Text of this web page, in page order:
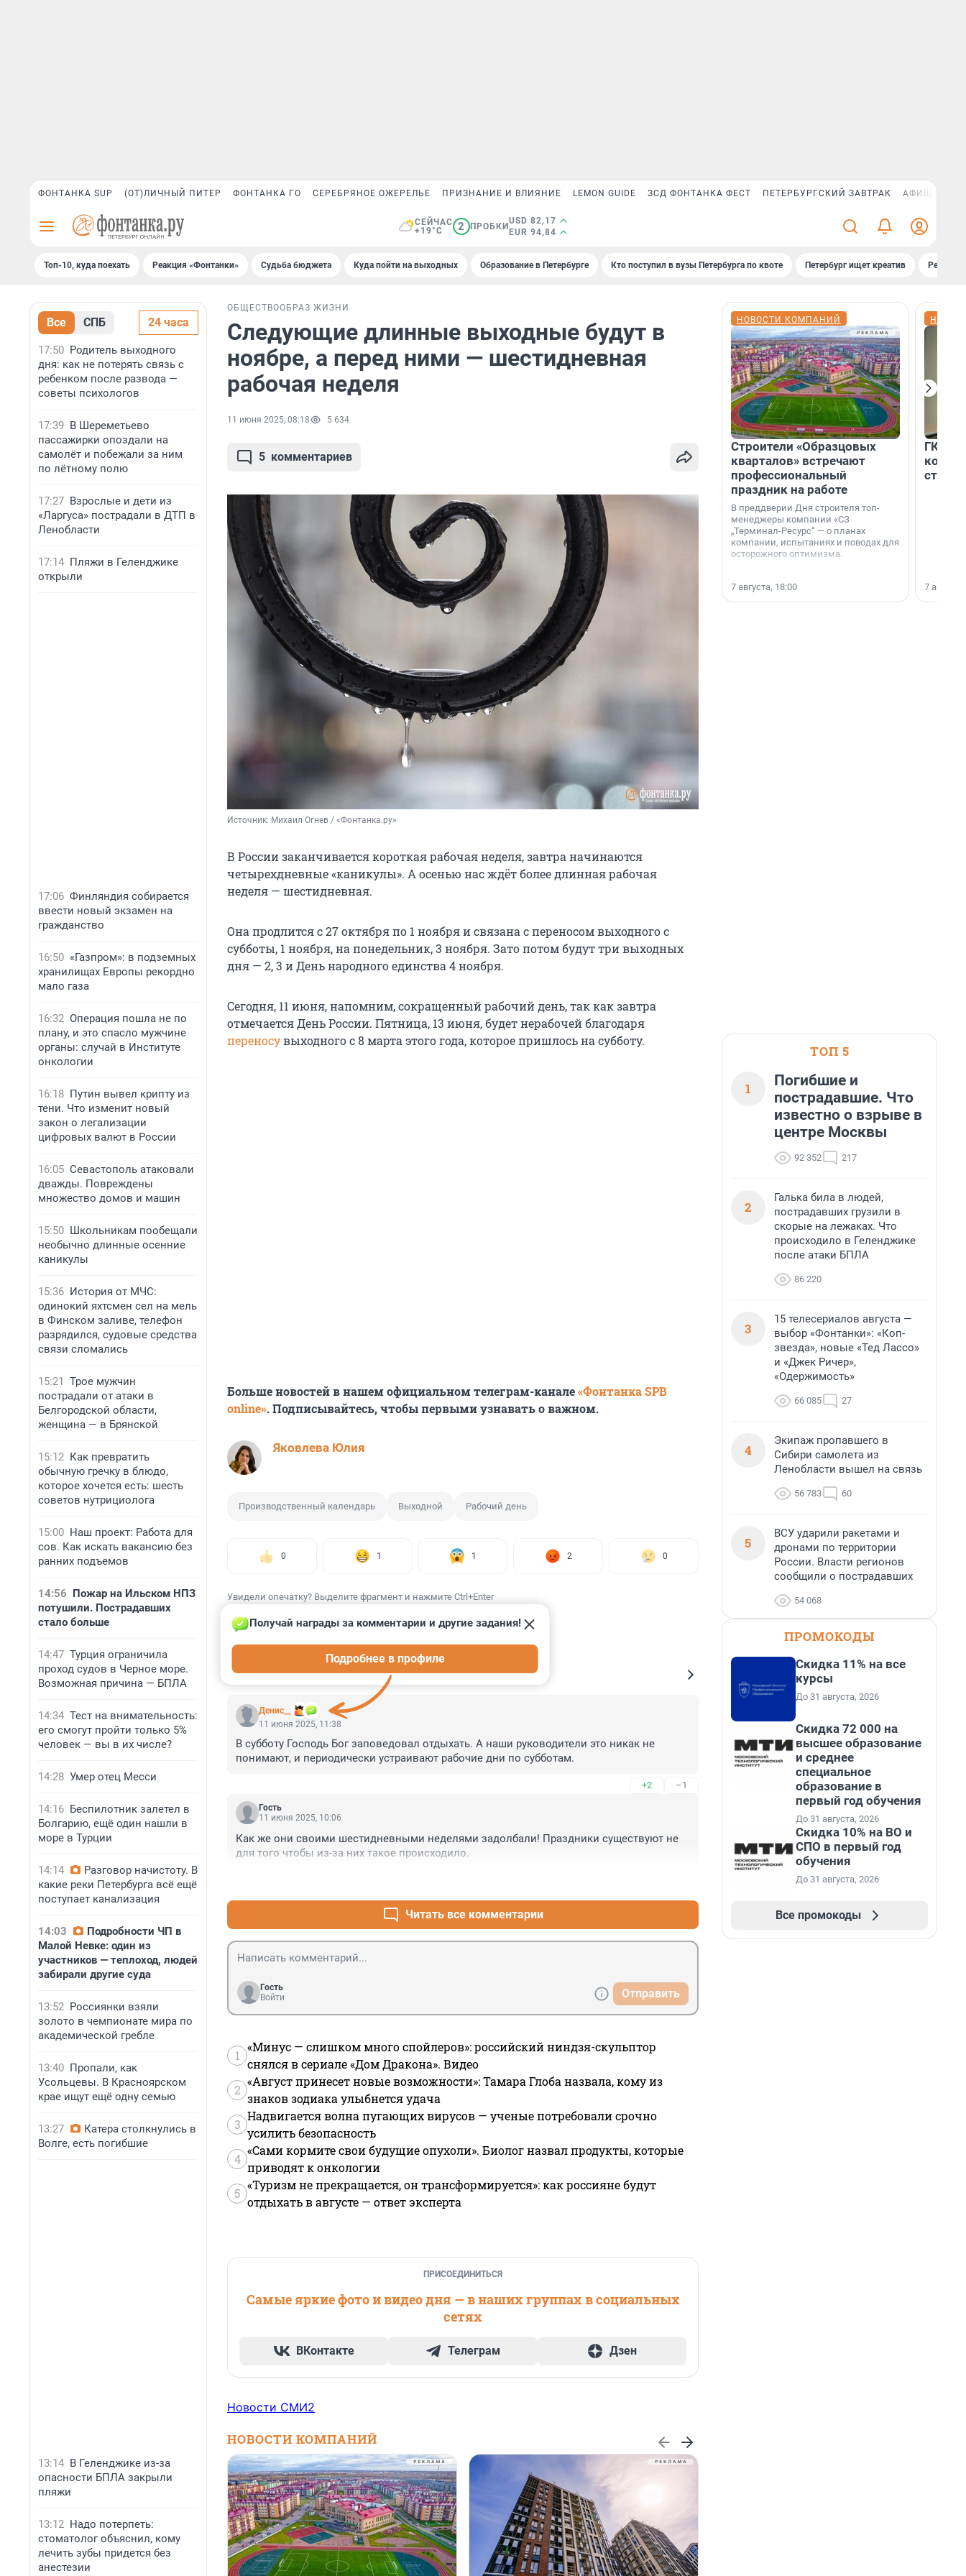
ФОНТАНКА SUP (ОТ)ЛИЧНЫЙ ПИТЕР ФОНТАНКА ГО СЕРЕБРЯНОЕ ОЖЕРЕЛЬЕ ПРИЗНАНИЕ И ВЛИЯНИЕ LEMON GUIDE ЗСД ФОНТАНКА ФЕСТ ПЕТЕРБУРГСКИЙ ЗАВТРАК АФИША PLUS
СЕЙЧАС
+19°C
2 ПРОБКИ
USD 82,17
EUR 94,84
Топ-10, куда поехать Реакция «Фонтанки» Судьба бюджета Куда пойти на выходных Образование в Петербурге Кто поступил в вузы Петербурга по квоте Петербург ищет креатив
Все СПБ 24 часа
17:50 Родитель выходного
дня: как не потерять связь с
ребенком после развода —
советы психологов
17:39 В Шереметьево
пассажирки опоздали на
самолёт и побежали за ним
по лётному полю
17:27 Взрослые и дети из
«Ларгуса» пострадали в ДТП в
Ленобласти
17:14 Пляжи в Геленджике
открыли
17:06 Финляндия собирается
ввести новый экзамен на
гражданство
16:50 «Газпром»: в подземных
хранилищах Европы рекордно
мало газа
16:32 Операция пошла не по
плану, и это спасло мужчине
органы: случай в Институте
онкологии
16:18 Путин вывел крипту из
тени. Что изменит новый
закон о легализации
цифровых валют в России
16:05 Севастополь атаковали
дважды. Повреждены
множество домов и машин
15:50 Школьникам пообещали
необычно длинные осенние
каникулы
15:36 История от МЧС:
одинокий яхтсмен сел на мель
в Финском заливе, телефон
разрядился, судовые средства
связи сломались
15:21 Трое мужчин
пострадали от атаки в
Белгородской области,
женщина — в Брянской
15:12 Как превратить
обычную гречку в блюдо,
которое хочется есть: шесть
советов нутрициолога
15:00 Наш проект: Работа для
сов. Как искать вакансию без
ранних подъемов
14:56 Пожар на Ильском НПЗ
потушили. Пострадавших
стало больше
14:47 Турция ограничила
проход судов в Черное море.
Возможная причина — БПЛА
14:34 Тест на внимательность:
его смогут пройти только 5%
человек — вы в их числе?
14:28 Умер отец Месси
14:16 Беспилотник залетел в
Болгарию, ещё один нашли в
море в Турции
14:14
Разговор начистоту. В
какие реки Петербурга всё ещё
поступает канализация
14:03
Подробности ЧП в
Малой Невке: один из
участников — теплоход, людей
забирали другие суда
13:52 Россиянки взяли
золото в чемпионате мира по
академической гребле
13:40 Пропали, как
Усольцевы. В Красноярском
крае ищут ещё одну семью
13:27
Катера столкнулись в
Волге, есть погибшие
13:14 В Геленджике из-за
опасности БПЛА закрыли
пляжи
13:12 Надо потерпеть:
стоматолог объяснил, кому
лечить зубы придется без
анестезии
ОБЩЕСТВООБРАЗ ЖИЗНИ
Следующие длинные выходные будут в
ноябре, а перед ними — шестидневная
рабочая неделя
11 июня 2025, 08:18 5 634
5 комментариев
Источник: Михаил Огнев / «Фонтанка.ру»
В России заканчивается короткая рабочая неделя, завтра начинаются
четырехдневные «каникулы». А осенью нас ждёт более длинная рабочая
неделя — шестидневная.
Она продлится с 27 октября по 1 ноября и связана с переносом выходного с
субботы, 1 ноября, на понедельник, 3 ноября. Зато потом будут три выходных
дня — 2, 3 и День народного единства 4 ноября.
Сегодня, 11 июня, напомним, сокращенный рабочий день, так как завтра
отмечается День России. Пятница, 13 июня, будет нерабочей благодаря
переносувыходного с 8 марта этого года, которое пришлось на субботу.
Больше новостей в нашем официальном телеграм-канале«Фонтанка SPB
online». Подписывайтесь, чтобы первыми узнавать о важном.
Яковлева Юлия
Производственный календарь Выходной Рабочий день
0 1 1 2 0
Увидели опечатку? Выделите фрагмент и нажмите Ctrl+Enter
КОММЕНТАРИИ 5
Денис__
Получай награды за комментарии и другие задания!
Подробнее в профиле
11 июня 2025, 11:38
В субботу Господь Бог заповедовал отдыхать. А наши руководители это никак не
понимают, и периодически устраивают рабочие дни по субботам.
+2 –1
Гость
11 июня 2025, 10:06
Как же они своими шестидневными неделями задолбали! Праздники существуют не
для того чтобы из-за них такое происходило.
Читать все комментарии
Гость
Войти
Отправить
1
«Минус — слишком много спойлеров»: российский ниндзя-скульптор
снялся в сериале «Дом Дракона». Видео
2
«Август принесет новые возможности»: Тамара Глоба назвала, кому из
знаков зодиака улыбнется удача
3
Надвигается волна пугающих вирусов — ученые потребовали срочно
усилить безопасность
4
«Сами кормите свои будущие опухоли». Биолог назвал продукты, которые
приводят к онкологии
5
«Туризм не прекращается, он трансформируется»: как россияне будут
отдыхать в августе — ответ эксперта
ПРИСОЕДИНИТЬСЯ
Самые яркие фото и видео дня — в наших группах в социальных
сетях
ВКонтакте Телеграм Дзен
Новости СМИ2
НОВОСТИ КОМПАНИЙ
НОВОСТИ КОМПАНИЙ
Строители «Образцовых
кварталов» встречают
профессиональный
праздник на работе
В преддверии Дня строителя топ-
менеджеры компании «СЗ
„Терминал-Ресурс“ — о планах
компании, испытаниях и поводах для
осторожного оптимизма.
7 августа, 18:00
ГК
7
ТОП 5
1
Погибшие и
пострадавшие. Что
известно о взрыве в
центре Москвы
92 352 217
2
Галька била в людей,
пострадавших грузили в
скорые на лежаках. Что
происходило в Геленджике
после атаки БПЛА
86 220
3
15 телесериалов августа —
выбор «Фонтанки»: «Коп-
звезда», новые «Тед Лассо»
и «Джек Ричер»,
«Одержимость»
66 085 27
4
Экипаж пропавшего в
Сибири самолета из
Ленобласти вышел на связь
56 783 60
5
ВСУ ударили ракетами и
дронами по территории
России. Власти регионов
сообщили о пострадавших
54 068
ПРОМОКОДЫ
Скидка 11% на все
курсы
До 31 августа, 2026
Скидка 72 000 на
высшее образование
и среднее
специальное
образование в
первый год обучения
До 31 августа, 2026
Скидка 10% на ВО и
СПО в первый год
обучения
До 31 августа, 2026
Все промокоды